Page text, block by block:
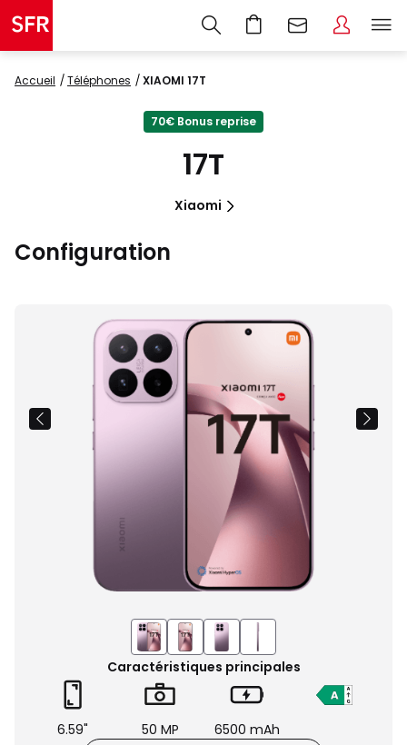
Accueil Téléphones XIAOMI 17T
70€ Bonus reprise
17T
Xiaomi
Configuration
Images
Caractéristiques principales
6.59" 50 MP
6500 mAh